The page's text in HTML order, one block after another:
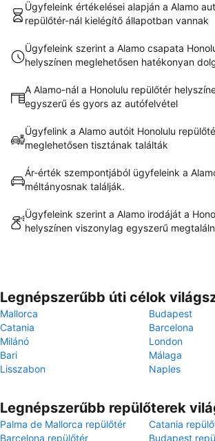
Ügyfeleink értékelései alapján a Alamo
repülőtér-nál kielégítő állapotban vannak
Ügyfeleink szerint a Alamo csapata
helyszínen meglehetősen hatékonyan
A Alamo-nál a Honolulu repülőtér
egyszerű és gyors az autófelvétel
Ügyfelink a Alamo autóit Honolulu
meglehetősen tisztának találták
Ár-érték szempontjából ügyfeleink a
méltányosnak találják.
Ügyfeleink szerint a Alamo irodáját a
helyszínen viszonylag egyszerű
Legnépszerűbb úti célok
Mallorca
Budapest
Catania
Barcelona
Milánó
London
Bari
Málaga
Lisszabon
Naples
Legnépszerűbb repülőterek
Palma de Mallorca repülőtér
Catania
Barcelona repülőtér
Budapest